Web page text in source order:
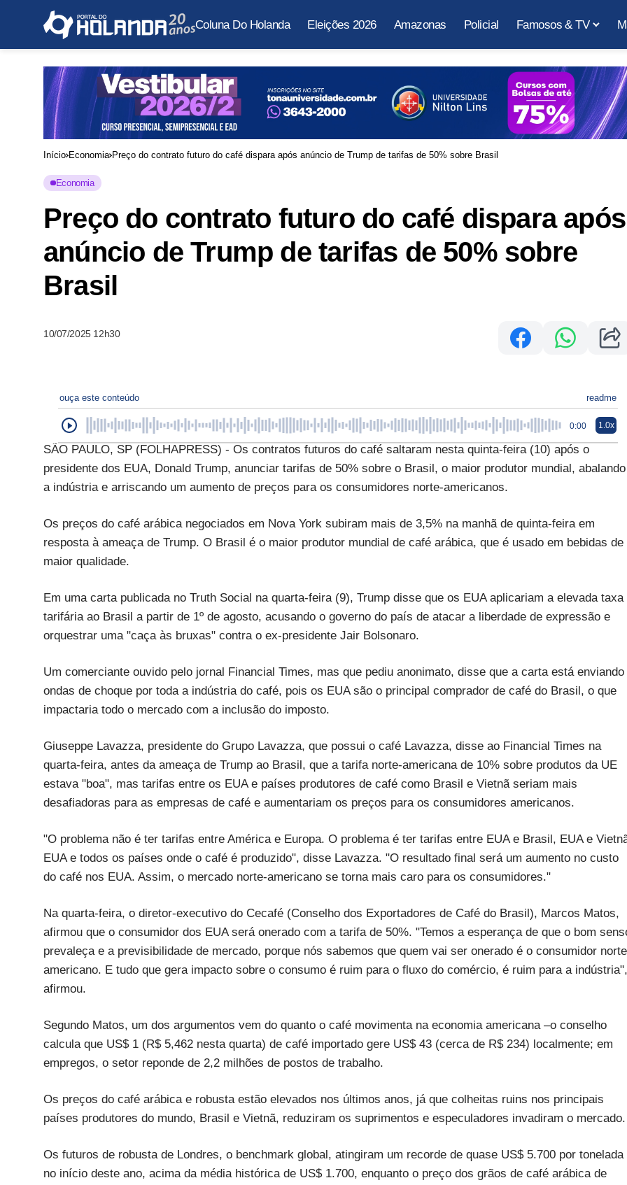
Coluna Do Holanda Eleições 2026 Amazonas Policial Famosos & TV
Início Economia Preço do contrato futuro do café dispara após anúncio de Trump de tarifas de 50% sobre Brasil
Economia
Preço do contrato futuro do café dispara após
anúncio de Trump de tarifas de 50% sobre
Brasil
10/07/2025 12h30
ouça este conteúdo readme
0:00 1.0x
SÃO PAULO, SP (FOLHAPRESS) - Os contratos futuros do café saltaram nesta quinta-feira (10) após o
presidente dos EUA, Donald Trump, anunciar tarifas de 50% sobre o Brasil, o maior produtor mundial, abalando
a indústria e arriscando um aumento de preços para os consumidores norte-americanos.
Os preços do café arábica negociados em Nova York subiram mais de 3,5% na manhã de quinta-feira em
resposta à ameaça de Trump. O Brasil é o maior produtor mundial de café arábica, que é usado em bebidas de
maior qualidade.
Em uma carta publicada no Truth Social na quarta-feira (9), Trump disse que os EUA aplicariam a elevada taxa
tarifária ao Brasil a partir de 1º de agosto, acusando o governo do país de atacar a liberdade de expressão e
orquestrar uma "caça às bruxas" contra o ex-presidente Jair Bolsonaro.
Um comerciante ouvido pelo jornal Financial Times, mas que pediu anonimato, disse que a carta está enviando
ondas de choque por toda a indústria do café, pois os EUA são o principal comprador de café do Brasil, o que
impactaria todo o mercado com a inclusão do imposto.
Giuseppe Lavazza, presidente do Grupo Lavazza, que possui o café Lavazza, disse ao Financial Times na
quarta-feira, antes da ameaça de Trump ao Brasil, que a tarifa norte-americana de 10% sobre produtos da UE
estava "boa", mas tarifas entre os EUA e países produtores de café como Brasil e Vietnã seriam mais
desafiadoras para as empresas de café e aumentariam os preços para os consumidores americanos.
"O problema não é ter tarifas entre América e Europa. O problema é ter tarifas entre EUA e Brasil, EUA e
EUA e todos os países onde o café é produzido", disse Lavazza. "O resultado final será um aumento no custo
do café nos EUA. Assim, o mercado norte-americano se torna mais caro para os consumidores."
Na quarta-feira, o diretor-executivo do Cecafé (Conselho dos Exportadores de Café do Brasil), Marcos Matos,
afirmou que o consumidor dos EUA será onerado com a tarifa de 50%. "Temos a esperança de que o bom
prevaleça e a previsibilidade de mercado, porque nós sabemos que quem vai ser onerado é o consumidor
americano. E tudo que gera impacto sobre o consumo é ruim para o fluxo do comércio, é ruim para a indústria",
afirmou.
Segundo Matos, um dos argumentos vem do quanto o café movimenta na economia americana –o conselho
calcula que US$ 1 (R$ 5,462 nesta quarta) de café importado gere US$ 43 (cerca de R$ 234) localmente; em
empregos, o setor reponde de 2,2 milhões de postos de trabalho.
Os preços do café arábica e robusta estão elevados nos últimos anos, já que colheitas ruins nos principais
países produtores do mundo, Brasil e Vietnã, reduziram os suprimentos e especuladores invadiram o mercado.
Os futuros de robusta de Londres, o benchmark global, atingiram um recorde de quase US$ 5.700 por tonelada
no início deste ano, acima da média histórica de US$ 1.700, enquanto o preço dos grãos de café arábica de